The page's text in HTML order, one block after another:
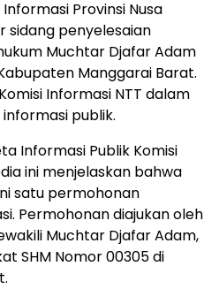
Informasi Provinsi Nusa
sidang penyelesaian
Muchtar Djafar Adam
Manggarai Barat.
Informasi NTT dalam
publik.
Informasi Publik Komisi
ini menjelaskan bahwa
satu permohonan
Permohonan diajukan oleh
Muchtar Djafar Adam,
SHM Nomor 00305 di